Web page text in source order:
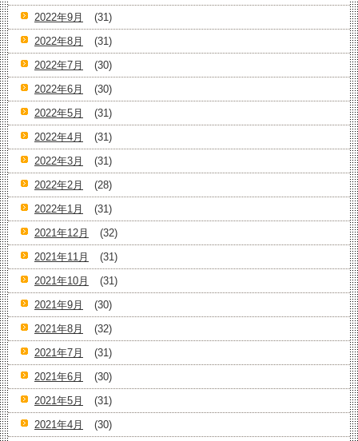
2022年9月
(31)
2022年8月
(31)
2022年7月
(30)
2022年6月
(30)
2022年5月
(31)
2022年4月
(31)
2022年3月
(31)
2022年2月
(28)
2022年1月
(31)
2021年12月
(32)
2021年11月
(31)
2021年10月
(31)
2021年9月
(30)
2021年8月
(32)
2021年7月
(31)
2021年6月
(30)
2021年5月
(31)
2021年4月
(30)